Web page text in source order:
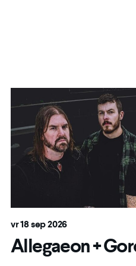
vr 18 sep 2026
Allegaeon +